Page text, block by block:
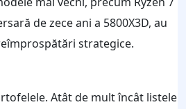
de zece ani a 5800X3D, au
strategice.
Atât de mult încât listele